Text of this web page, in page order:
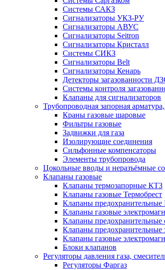
Системы САКЗ
Сигнализаторы УКЗ-РУ
Сигнализаторы АВУС
Сигнализаторы Seitron
Сигнализаторы Кристалл
Системы СИКЗ
Сигнализаторы Belt
Сигнализаторы Кенарь
Детекторы загазованности
Системы контроля
Клапаны для сигнализаторов
Трубопроводная запорная
Краны газовые шаровые
Фильтры газовые
Задвижки для газа
Изолирующие соединения
Сильфонные компенсаторы
Элементы трубопровода
Цокольные вводы и неразъёмные
Клапаны газовые
Клапаны термозапорные КТЗ
Клапаны газовые Термобрест
Клапаны
Клапаны газовые
Клапаны предохранительные
Клапаны предохранительные
Клапаны газовые
Блоки клапанов
Регуляторы давления газа,
Регуляторы Фаргаз